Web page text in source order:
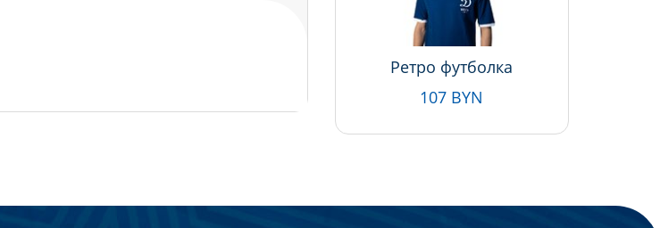
Ретро футболка
107 BYN